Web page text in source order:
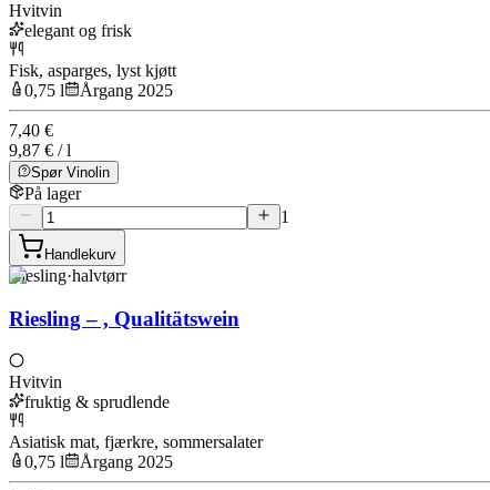
Hvitvin
elegant og frisk
Fisk, asparges, lyst kjøtt
0,75 l
Årgang 2025
7,40 €
9,87 € / l
Spør Vinolin
På lager
1
Handlekurv
Riesling·halvtørr
Riesling – , Qualitätswein
Hvitvin
fruktig & sprudlende
Asiatisk mat, fjærkre, sommersalater
0,75 l
Årgang 2025